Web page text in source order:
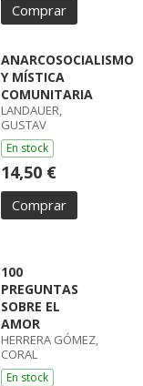
Comprar
ANARCOSOCIALISMO
Y MÍSTICA
COMUNITARIA
LANDAUER,
GUSTAV
En stock
14,50 €
Comprar
100
PREGUNTAS
SOBRE EL
AMOR
HERRERA GÓMEZ,
CORAL
En stock